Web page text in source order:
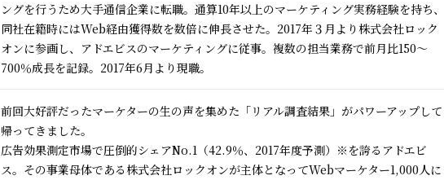
ングを行うため大手通信企業に転職。通算10年以上のマーケティング実務経験を持ち、
同社在籍時にはWeb経由獲得数を数倍に伸長させた。2017年３月より株式会社ロック
オンに参画し、アドエビスのマーケティングに従事。複数の担当業務で前月比150～
700％成長を記録。2017年6月より現職。
前回大好評だったマーケターの生の声を集めた「リアル調査結果」がパワーアップして
帰ってきました。
広告効果測定市場で圧倒的シェアNo.1（42.9％、2017年度予測）※を誇るアドエビ
ス。その事業母体である株式会社ロックオンが主体となってWebマーケター1,000人に